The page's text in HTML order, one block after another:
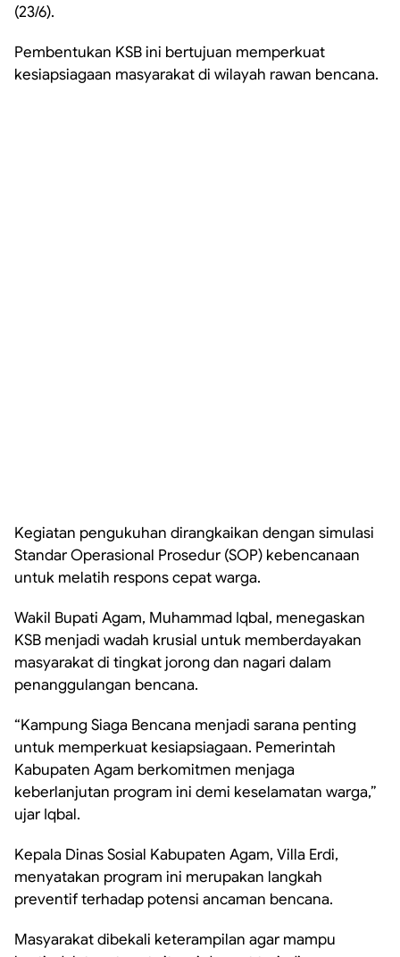
(23/6).
Pembentukan KSB ini bertujuan memperkuat
kesiapsiagaan masyarakat di wilayah rawan bencana.
Kegiatan pengukuhan dirangkaikan dengan simulasi
Standar Operasional Prosedur (SOP) kebencanaan
untuk melatih respons cepat warga.
Wakil Bupati Agam, Muhammad Iqbal, menegaskan
KSB menjadi wadah krusial untuk memberdayakan
masyarakat di tingkat jorong dan nagari dalam
penanggulangan bencana.
“Kampung Siaga Bencana menjadi sarana penting
untuk memperkuat kesiapsiagaan. Pemerintah
Kabupaten Agam berkomitmen menjaga
keberlanjutan program ini demi keselamatan warga,”
ujar Iqbal.
Kepala Dinas Sosial Kabupaten Agam, Villa Erdi,
menyatakan program ini merupakan langkah
preventif terhadap potensi ancaman bencana.
Masyarakat dibekali keterampilan agar mampu